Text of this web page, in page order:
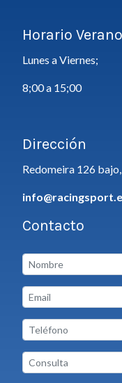
Horario Verano
Lunes a Viernes;
8;00 a 15;00
Dirección
Redomeira 126
Contacto